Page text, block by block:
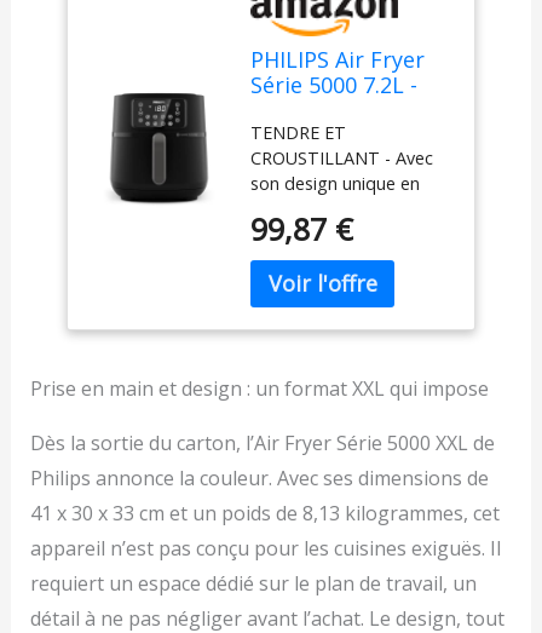
PHILIPS Air Fryer
Série 5000 7.2L -
fonctions de
cuisson, format
XXL de 7,2L/1,4kg,
technologie
RapidAir, -90% de
matières grasses,
écran tactile, facile
à nettoyer, noir
(HD9285/90)
TENDRE ET
CROUSTILLANT - Avec
son design unique en
technologie Rapid Air fait
circuler l'air chaud pour
obtenir de délicieux plats
croustillants à l'extérieur
et moelleux à l'intérieur,
ajoutée. TAILLE XXL
FAMILLE - Préparez
facilement jusqu'à 6
portions à la fois grâce
au panier de 1,4kg et à la
cuve de 7,2L. CUISSON
EN UN SEUL GESTE -
Ecran tactile avec 8
programmes prédéfinis
99,87 €
Prise en main et design : un format XXL qui impose
Dès la sortie du carton, l’Air Fryer Série 5000 XXL de
Philips annonce la couleur. Avec ses dimensions de
41 x 30 x 33 cm et un poids de 8,13 kilogrammes, cet
appareil n’est pas conçu pour les cuisines exiguës. Il
requiert un espace dédié sur le plan de travail, un
détail à ne pas négliger avant l’achat. Le design, tout